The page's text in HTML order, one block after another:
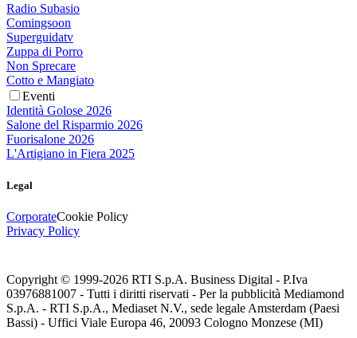
Radio Subasio
Comingsoon
Superguidatv
Zuppa di Porro
Non Sprecare
Cotto e Mangiato
Eventi
Identità Golose 2026
Salone del Risparmio 2026
Fuorisalone 2026
L'Artigiano in Fiera 2025
Legal
CorporateCookie Policy
Privacy Policy
Copyright © 1999-2026 RTI S.p.A. Business Digital - P.Iva
03976881007 - Tutti i diritti riservati - Per la pubblicità Mediamond
S.p.A. - RTI S.p.A., Mediaset N.V., sede legale Amsterdam (Paesi
Bassi) - Uffici Viale Europa 46, 20093 Cologno Monzese (MI)